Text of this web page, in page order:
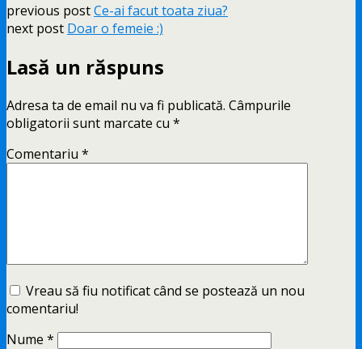
previous postCe-ai facut toata ziua?
next post Doar o femeie :)
Lasă un răspuns
Adresa ta de email nu va fi publicată. Câmpurile
obligatorii sunt marcate cu *
Comentariu *
Vreau să fiu notificat când se postează un nou
comentariu!
Nume *